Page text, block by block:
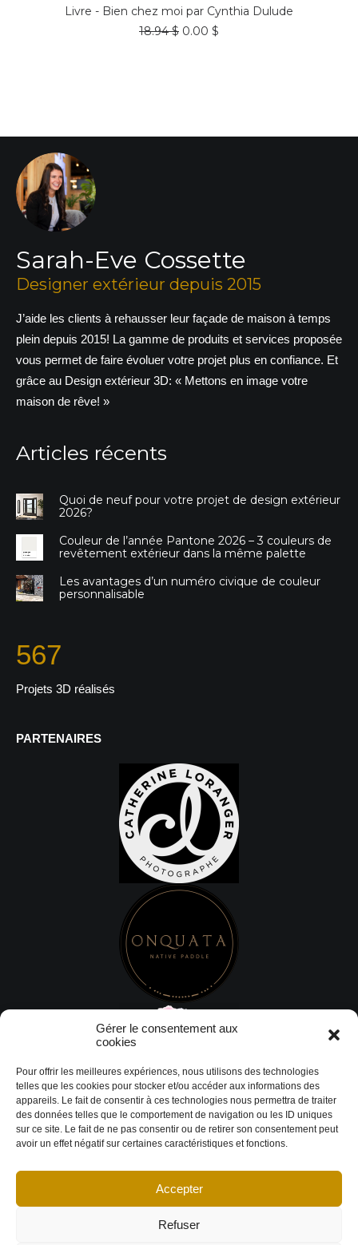
Gérer le consentement aux
cookies
Pour offrir les meilleures expériences, nous utilisons des technologies
telles que les cookies pour stocker et/ou accéder aux informations des
appareils. Le fait de consentir à ces technologies nous permettra de traiter
des données telles que le comportement de navigation ou les ID uniques
sur ce site. Le fait de ne pas consentir ou de retirer son consentement peut
avoir un effet négatif sur certaines caractéristiques et fonctions.
Accepter
Refuser
COMMANDER
Livre - Bien chez moi par Cynthia Dulude
18.94$ Le
0.00 $
Sarah-Eve Cossette
Designer extérieur depuis 2015
J’aide les clients à rehausser leur façade de maison à temps
plein depuis 2015! La gamme de produits et services proposée
vous permet de faire évoluer votre projet plus en confiance. Et
grâce au Design extérieur 3D: « Mettons en image votre
maison de rêve! »
Articles récents
Quoi de neuf pour votre projet de design extérieur
2026?
Couleur de l’année Pantone 2026 – 3 couleurs de
revêtement extérieur dans la même palette
Les avantages d’un numéro civique de couleur
personnalisable
567
Projets 3D réalisés
PARTENAIRES
© Copyright 2026 DESIGN EXTÉRIEUR | Tous droits réservés.
conditions|Politique de cookies Déclaration de confidentialité|Imprint|
Avertissement